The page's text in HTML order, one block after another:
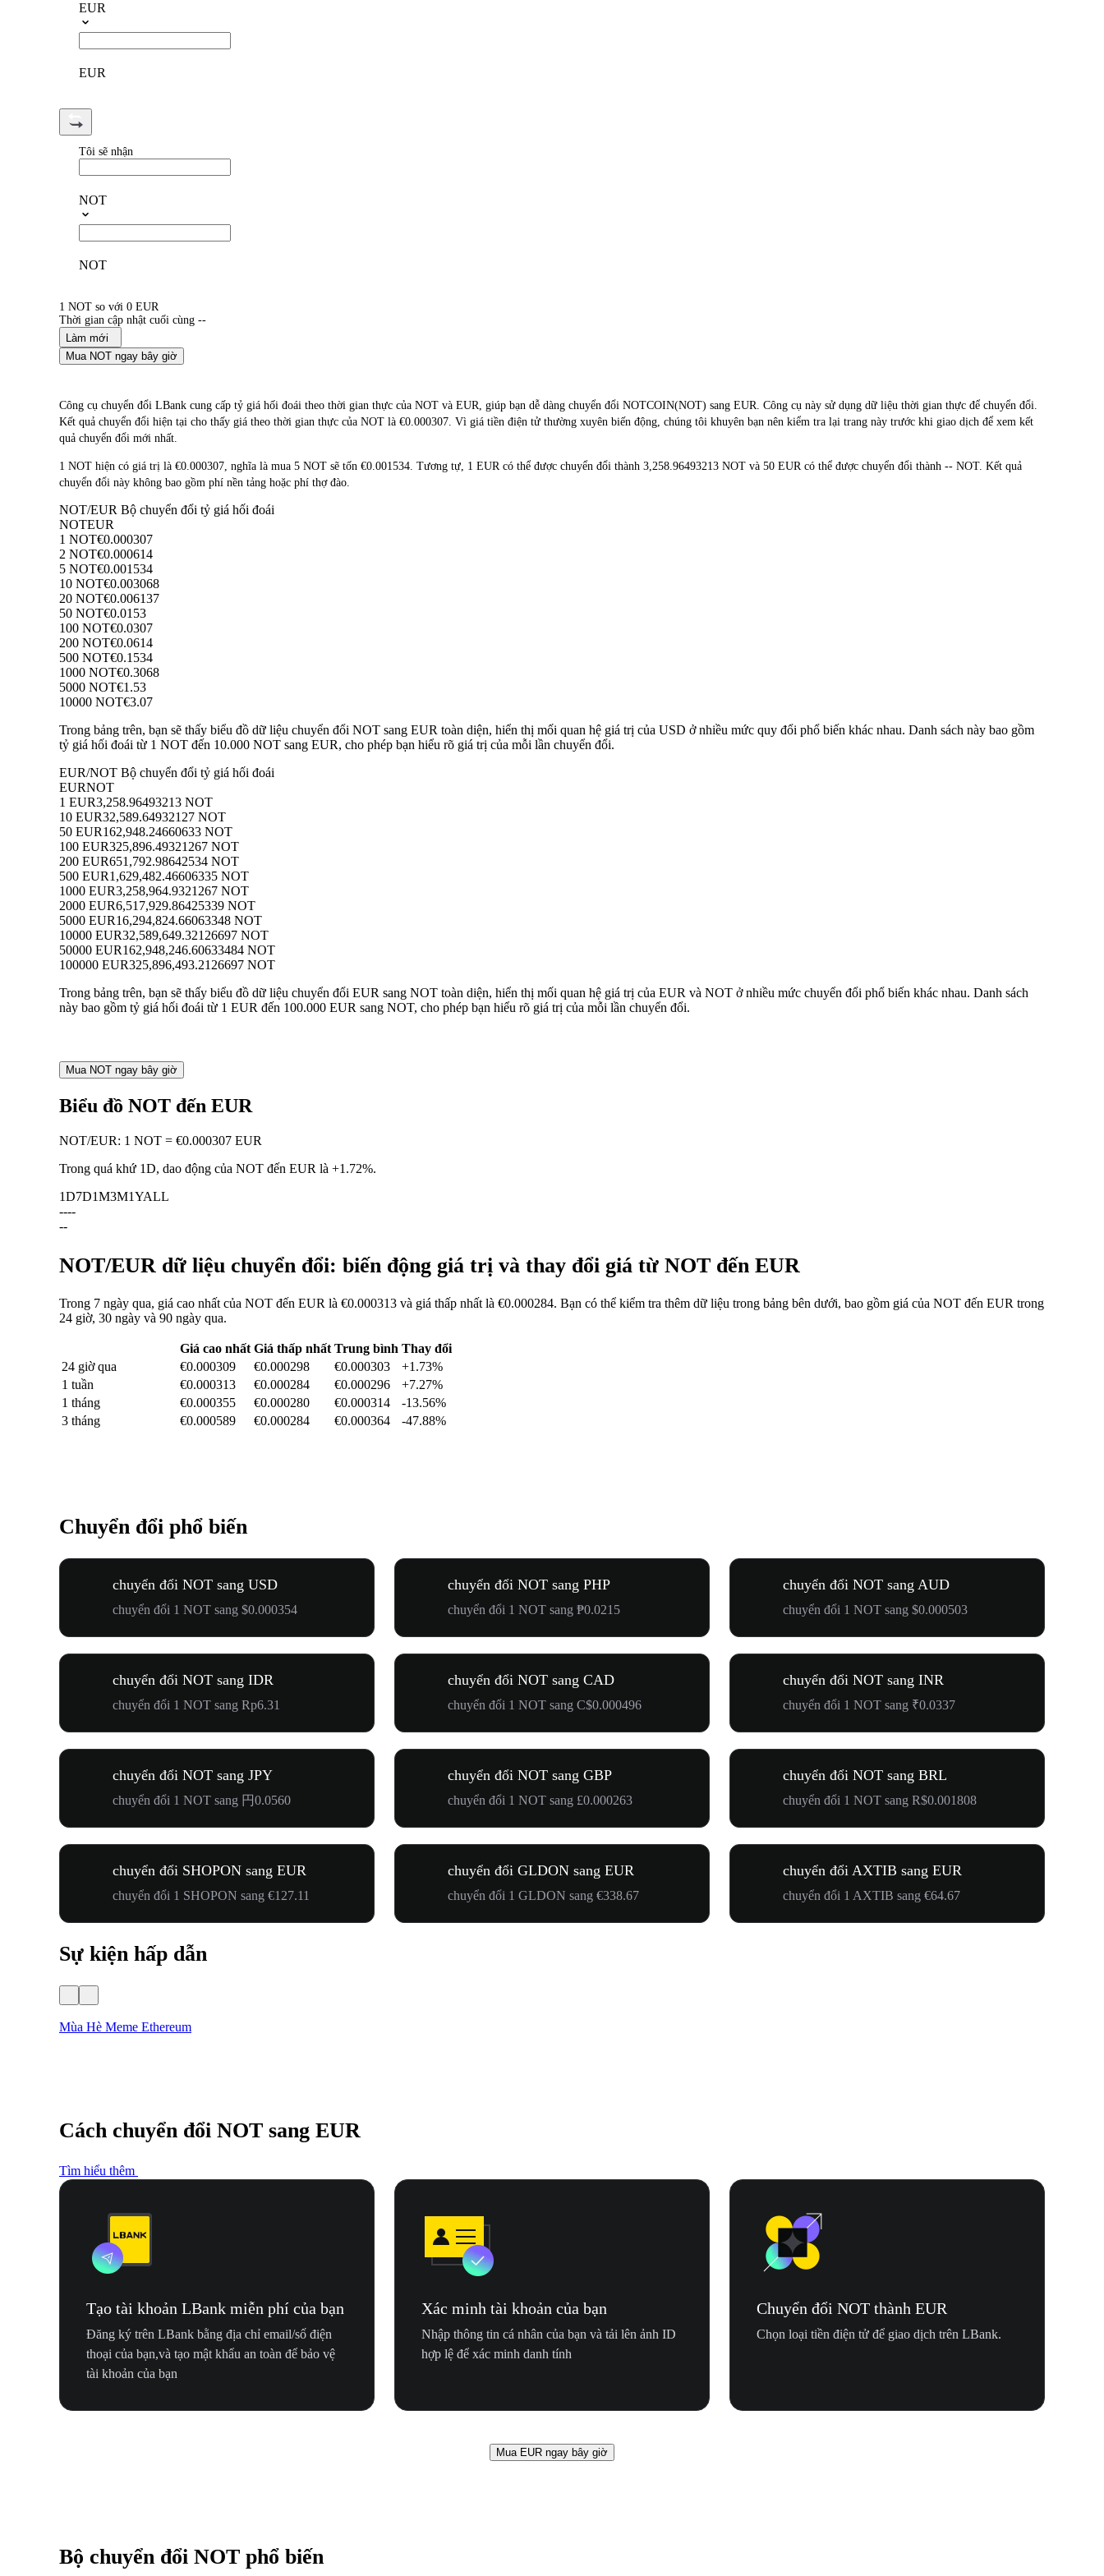
EUR
EUR
Tôi sẽ nhận
NOT
NOT
1 NOT so với 0 EUR
Thời gian cập nhật cuối cùng --
Làm mới
Mua NOT ngay bây giờ
Công cụ chuyển đổi LBank cung cấp tỷ giá hối đoái theo thời gian thực của NOT và EUR, giúp bạn dễ dàng chuyển đổi NOTCOIN(NOT) sang EUR. Công cụ này sử dụng dữ liệu thời gian thực để chuyển đổi.
Kết quả chuyển đổi hiện tại cho thấy giá theo thời gian thực của NOT là €0.000307. Vì giá tiền điện tử thường xuyên biến động, chúng tôi khuyên bạn nên kiểm tra lại trang này trước khi giao dịch để xem kết
quả chuyển đổi mới nhất.
1 NOT hiện có giá trị là €0.000307, nghĩa là mua 5 NOT sẽ tốn €0.001534. Tương tự, 1 EUR có thể được chuyển đổi thành 3,258.96493213 NOT và 50 EUR có thể được chuyển đổi thành -- NOT. Kết quả
chuyển đổi này không bao gồm phí nền tảng hoặc phí thợ đào.
NOT/EUR Bộ chuyển đổi tỷ giá hối đoái
NOTEUR
1 NOT€0.000307
2 NOT€0.000614
5 NOT€0.001534
10 NOT€0.003068
20 NOT€0.006137
50 NOT€0.0153
100 NOT€0.0307
200 NOT€0.0614
500 NOT€0.1534
1000 NOT€0.3068
5000 NOT€1.53
10000 NOT€3.07
Trong bảng trên, bạn sẽ thấy biểu đồ dữ liệu chuyển đổi NOT sang EUR toàn diện, hiển thị mối quan hệ giá trị của USD ở nhiều mức quy đổi phổ biến khác nhau. Danh sách này bao gồm
tỷ giá hối đoái từ 1 NOT đến 10.000 NOT sang EUR, cho phép bạn hiểu rõ giá trị của mỗi lần chuyển đổi.
EUR/NOT Bộ chuyển đổi tỷ giá hối đoái
EURNOT
1 EUR3,258.96493213 NOT
10 EUR32,589.64932127 NOT
50 EUR162,948.24660633 NOT
100 EUR325,896.49321267 NOT
200 EUR651,792.98642534 NOT
500 EUR1,629,482.46606335 NOT
1000 EUR3,258,964.9321267 NOT
2000 EUR6,517,929.86425339 NOT
5000 EUR16,294,824.66063348 NOT
10000 EUR32,589,649.32126697 NOT
50000 EUR162,948,246.60633484 NOT
100000 EUR325,896,493.2126697 NOT
Trong bảng trên, bạn sẽ thấy biểu đồ dữ liệu chuyển đổi EUR sang NOT toàn diện, hiển thị mối quan hệ giá trị của EUR và NOT ở nhiều mức chuyển đổi phổ biến khác nhau. Danh sách
này bao gồm tỷ giá hối đoái từ 1 EUR đến 100.000 EUR sang NOT, cho phép bạn hiểu rõ giá trị của mỗi lần chuyển đổi.
Mua NOT ngay bây giờ
Biểu đồ NOT đến EUR
NOT/EUR: 1 NOT = €0.000307 EUR
Trong quá khứ 1D, dao động của NOT đến EUR là +1.72%.
1D7D1M3M1YALL
----
--
NOT/EUR dữ liệu chuyển đổi: biến động giá trị và thay đổi giá từ NOT đến EUR
Trong 7 ngày qua, giá cao nhất của NOT đến EUR là €0.000313 và giá thấp nhất là €0.000284. Bạn có thể kiểm tra thêm dữ liệu trong bảng bên dưới, bao gồm giá của NOT đến EUR trong
24 giờ, 30 ngày và 90 ngày qua.
Giá cao nhất Giá thấp nhất Trung bình Thay đổi
24 giờ qua
€0.000309 €0.000298 €0.000303
+1.73%
1 tuần
€0.000313 €0.000284 €0.000296
+7.27%
1 tháng
€0.000355 €0.000280 €0.000314
-13.56%
3 tháng
€0.000589 €0.000284 €0.000364 -47.88%
Chuyển đổi phổ biến
chuyển đổi NOT sang USD
chuyển đổi 1 NOT sang $0.000354
chuyển đổi NOT sang PHP
chuyển đổi 1 NOT sang ₱0.0215
chuyển đổi NOT sang AUD
chuyển đổi 1 NOT sang $0.000503
chuyển đổi NOT sang IDR
chuyển đổi 1 NOT sang Rp6.31
chuyển đổi NOT sang CAD
chuyển đổi 1 NOT sang C$0.000496
chuyển đổi NOT sang INR
chuyển đổi 1 NOT sang ₹0.0337
chuyển đổi NOT sang JPY
chuyển đổi 1 NOT sang 円0.0560
chuyển đổi NOT sang GBP
chuyển đổi 1 NOT sang £0.000263
chuyển đổi NOT sang BRL
chuyển đổi 1 NOT sang R$0.001808
chuyển đổi SHOPON sang EUR
chuyển đổi 1 SHOPON sang €127.11
chuyển đổi GLDON sang EUR
chuyển đổi 1 GLDON sang €338.67
chuyển đổi AXTIB sang EUR
chuyển đổi 1 AXTIB sang €64.67
Sự kiện hấp dẫn
Mùa Hè Meme Ethereum
Cách chuyển đổi NOT sang EUR
Tìm hiểu thêm
Tạo tài khoản LBank miễn phí của bạn
Đăng ký trên LBank bằng địa chỉ email/số điện
thoại của bạn,và tạo mật khẩu an toàn để bảo vệ
tài khoản của bạn
Xác minh tài khoản của bạn
Nhập thông tin cá nhân của bạn và tải lên ảnh ID
hợp lệ để xác minh danh tính
Chuyển đổi NOT thành EUR
Chọn loại tiền điện tử để giao dịch trên LBank.
Mua EUR ngay bây giờ
Bộ chuyển đổi NOT phổ biến